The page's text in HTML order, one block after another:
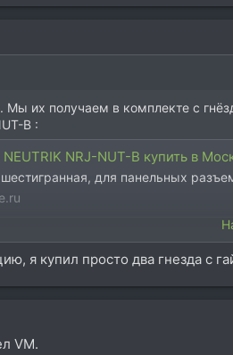
их получаем в комплекте с
B :
NRJ-NUT-B купить в
шестигранная, для панельных
jack разъемы в АВ-ЦЕНТР
разъем 1/4" Jack , (стерео),
качества по выгодной
я купил просто два гнезда с
VM.